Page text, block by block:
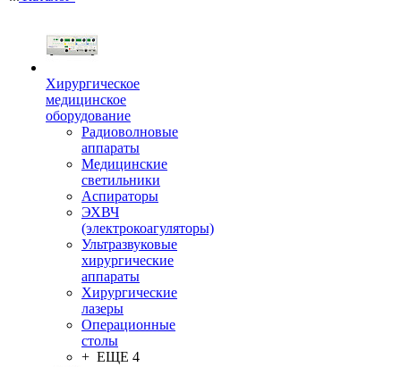
Хирургическое
медицинское
оборудование
Радиоволновые
аппараты
Медицинские
светильники
Аспираторы
ЭХВЧ
(электрокоагуляторы)
Ультразвуковые
хирургические
аппараты
Хирургические
лазеры
Операционные
столы
+ ЕЩЕ 4